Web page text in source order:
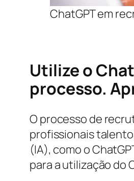
ChatGPT em
Utilize o
processo.
O processo de
profissionais
(IA), como o
para a utilização do